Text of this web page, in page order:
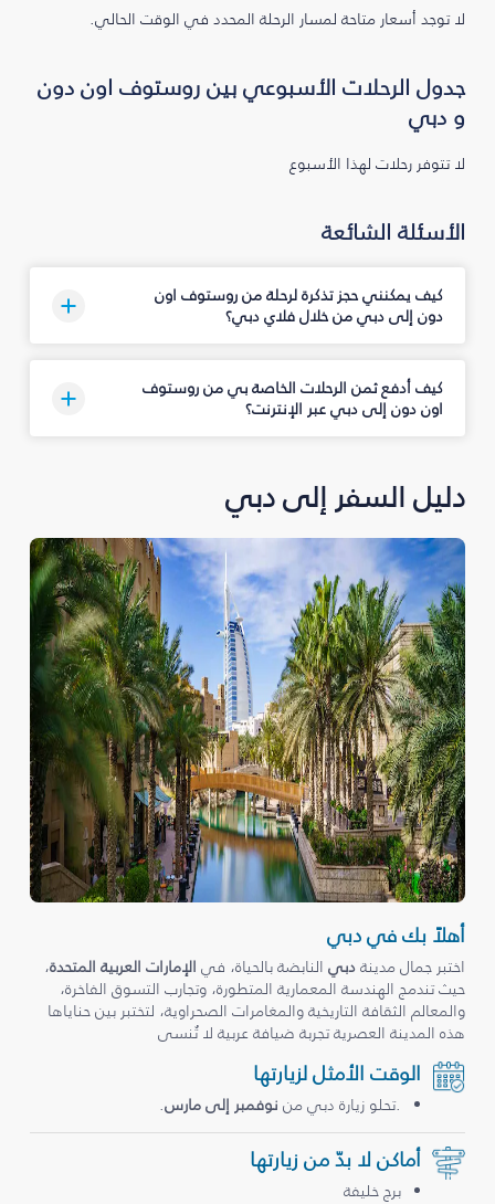
لا توجد أسعار متاحة لمسار الرحلة المحدد في الوقت الحالي.
جدول الرحلات الأسبوعي بين روستوف اون دون
و دبي
لا تتوفر رحلات لهذا الأسبوع
الأسئلة الشائعة
كيف يمكنني حجز تذكرة لرحلة من روستوف اون
دون إلى دبي من خلال فلاي دبي؟
كيف أدفع ثمن الرحلات الخاصة بي من روستوف
اون دون إلى دبي عبر الإنترنت؟
دليل السفر إلى دبي
أهلاً بك في دبي
اختبر جمال مدينةدبيالنابضة بالحياة، في الإمارات العربية المتحدة،
حيث تندمج الهندسة المعمارية المتطورة، وتجارب التسوق الفاخرة،
والمعالم الثقافة التاريخية والمغامرات الصحراوية، لتختبر بين حناياها
هذه المدينة العصرية تجربة ضيافة عربية لا تُنسى
الوقت الأمثل لزيارتها
.تحلو زيارة دبي من نوفمبر إلى مارس.
أماكن لا بدّ من زيارتها
برج خليفة